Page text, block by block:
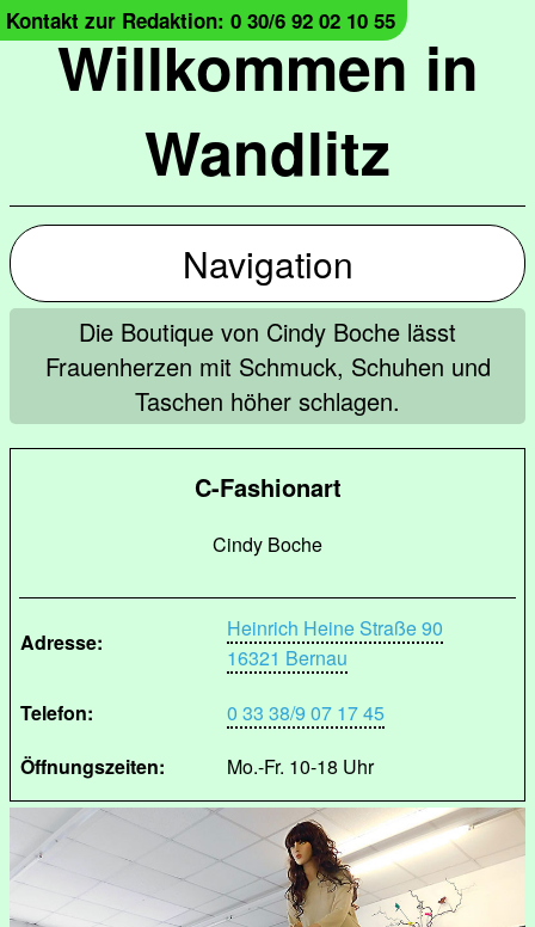
Willkommen in
Wandlitz
Kontakt zur Redaktion: 0 30/6 92 02 10 55
Navigation
Die Boutique von Cindy Boche lässt
Frauenherzen mit Schmuck, Schuhen und
Taschen höher schlagen.
C-Fashionart
Cindy Boche
Adresse:
Heinrich Heine Straße 90
16321 Bernau
Telefon:
0 33 38/9 07 17 45
Öffnungszeiten:
Mo.-Fr. 10-18 Uhr